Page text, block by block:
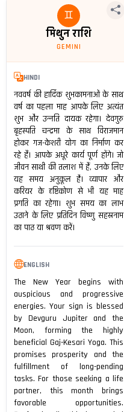
♊
मिथुन राशि
GEMINI
HINDI
नववर्ष की हार्दिक शुभकामनाओं के साथ
वर्ष का पहला माह आपके लिए अत्यंत
शुभ और उन्नति दायक रहेगा। देवगुरु
बृहस्पति चन्द्रमा के साथ विराजमान
होकर गज-केशरी योग का निर्माण कर
रहे हैं। आपके अधूरे कार्य पूर्ण होंगे। जो
जीवन साथी की तलाश में हैं, उनके लिए
यह समय अनुकूल है। व्यापार और
करियर के दृष्टिकोण से भी यह माह
प्रगति का रहेगा। शुभ समय का लाभ
उठाने के लिए प्रतिदिन विष्णु सहस्रनाम
का पाठ या श्रवण करें।
ENGLISH
The New Year begins with
auspicious and progressive
energies. Your sign is blessed
by Devguru Jupiter and the
Moon, forming the highly
beneficial Gaj-Kesari Yoga. This
promises prosperity and the
fulfillment of long-pending
tasks. For those seeking a life
partner, this month brings
favorable opportunities.